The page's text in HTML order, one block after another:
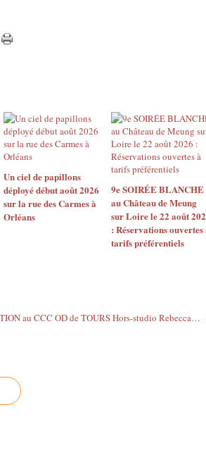
Un ciel de papillons
déployé début août 2026
sur la rue des Carmes à
Orléans
9e SOIRÉE BLANCHE
au Château de Meung
sur Loire le 22 août
: Réservations ouvertes
tarifs préférentiels
EXPOSITION au CCC OD de TOURS Hors-studio Rebecca Fezard et Elodie Michaud - Galeries extérieures jusqu’ au 2 janvier 2022